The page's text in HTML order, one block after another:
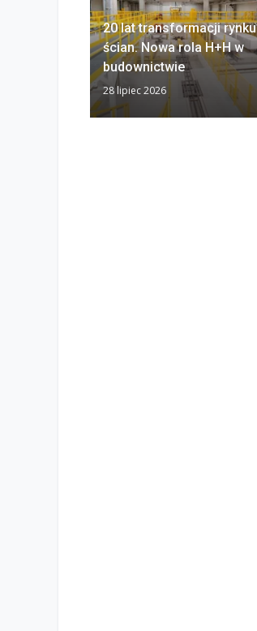
20 lat transformacji rynku
ścian. Nowa rola H+H w
budownictwie
28 lipiec 2026